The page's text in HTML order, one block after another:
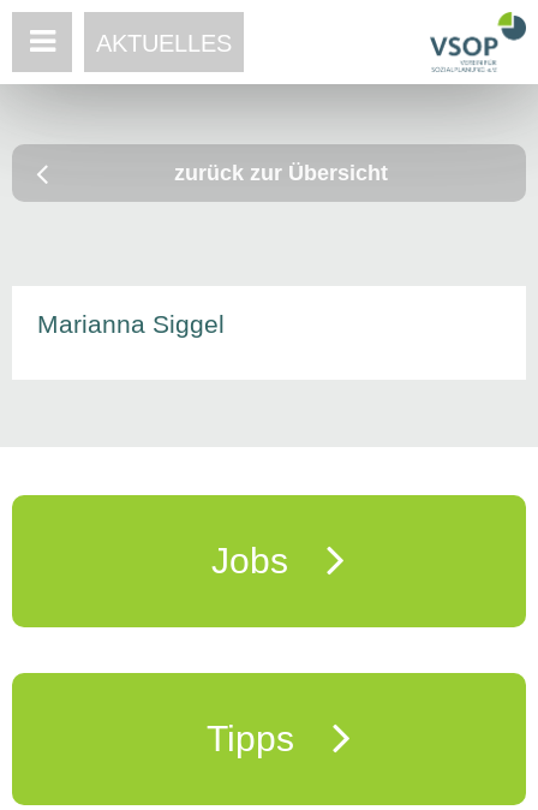
AKTUELLES
zurück zur Übersicht
Marianna Siggel
Jobs
Tipps